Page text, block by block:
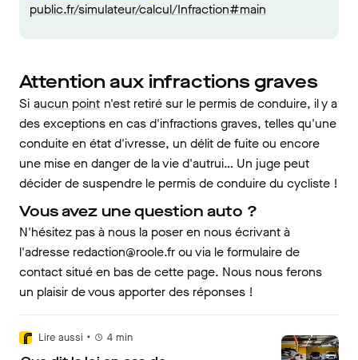
public.fr/simulateur/calcul/Infraction#main
Attention aux infractions graves
Si aucun point n'est retiré sur le permis de conduire, il y a
des exceptions en cas d'infractions graves, telles qu'une
conduite en état d'ivresse, un délit de fuite ou encore
une mise en danger de la vie d'autrui… Un juge peut
décider de suspendre le permis de conduire du cycliste !
Vous avez une question auto ?
N'hésitez pas à nous la poser en nous écrivant à
l'adresse redaction@roole.fr ou via le formulaire de
contact situé en bas de cette page. Nous nous ferons
un plaisir de vous apporter des réponses !
Lire aussi • 4 min